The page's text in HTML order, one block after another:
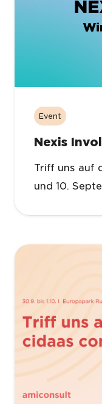
Event
Nexis
Triff uns auf
und 10.